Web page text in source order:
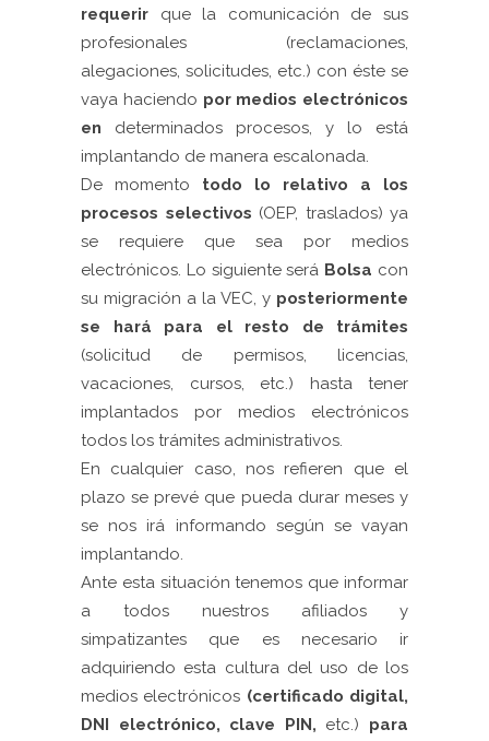
requerir que la comunicación de sus
profesionales (reclamaciones,
alegaciones, solicitudes, etc.) con éste se
vaya haciendo por medios electrónicos
en determinados procesos, y lo está
implantando de manera escalonada.
De momento todo lo relativo a los
procesos selectivos (OEP, traslados) ya
se requiere que sea por medios
electrónicos. Lo siguiente será Bolsa con
su migración a la VEC, y posteriormente
se hará para el resto de trámites
(solicitud de permisos, licencias,
vacaciones, cursos, etc.) hasta tener
implantados por medios electrónicos
todos los trámites administrativos.
En cualquier caso, nos refieren que el
plazo se prevé que pueda durar meses y
se nos irá informando según se vayan
implantando.
Ante esta situación tenemos que informar
a todos nuestros afiliados y
simpatizantes que es necesario ir
adquiriendo esta cultura del uso de los
medios electrónicos (certificado digital,
DNI electrónico, clave PIN, etc.) para